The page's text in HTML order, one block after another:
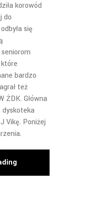
korowód
do
się
bardzo
też
ŻDK. Główna
dyskoteka
Vikę. Poniżej